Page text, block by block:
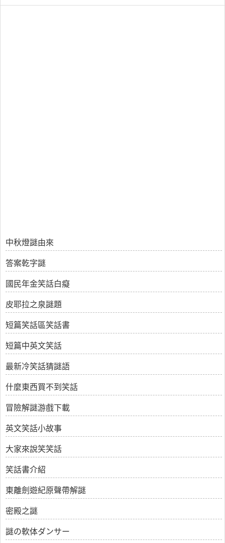
中秋燈謎由來
答案乾字謎
國民年金笑話白癡
皮耶拉之泉謎題
短篇笑話區笑話書
短篇中英文笑話
最新冷笑話猜謎語
什麼東西買不到笑話
冒險解謎游戲下載
英文笑話小故事
大家來說笑笑話
笑話書介紹
東離劍遊紀原聲帶解謎
密殿之謎
謎の軟体ダンサー